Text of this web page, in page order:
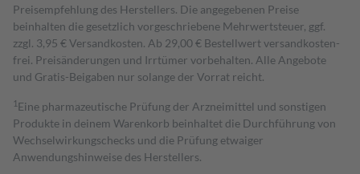
Preisempfehlung des Herstellers. Die angegebenen Preise
beinhalten die gesetzlich vorgeschriebene Mehrwertsteuer, ggf.
zzgl. 3,95 € Versandkosten. Ab 29,00 € Bestell­wert versand­kosten­
frei. Preisänderungen und Irrtümer vorbehalten. Alle Angebote
und Gratis-Beigaben nur solange der Vorrat reicht.
1 Eine pharmazeutische Prüfung der Arzneimittel und sonstigen
Produkte in deinem Warenkorb beinhaltet die Durchführung von
Wechselwirkungschecks und die Prüfung etwaiger
Anwendungshinweise des Herstellers.